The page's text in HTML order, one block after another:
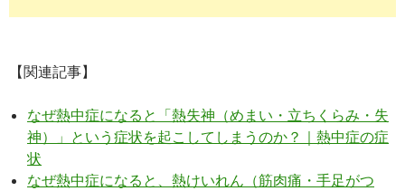
【関連記事】
なぜ熱中症になると「熱失神（めまい・立ちくらみ・失
神）」という症状を起こしてしまうのか？｜熱中症の症
状
なぜ熱中症になると、熱けいれん（筋肉痛・手足がつ